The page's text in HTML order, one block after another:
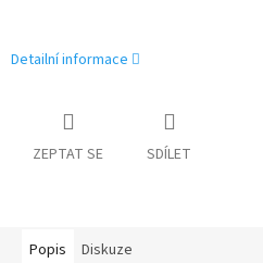
Detailní informace
ZEPTAT SE SDÍLET
Popis Diskuze